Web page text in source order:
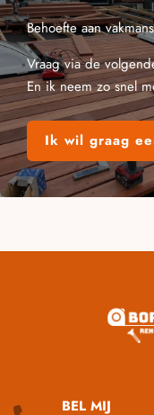
Behoefte aan
Vraag via de
En ik neem zo snel
Ik wil graag
BEL MIJ